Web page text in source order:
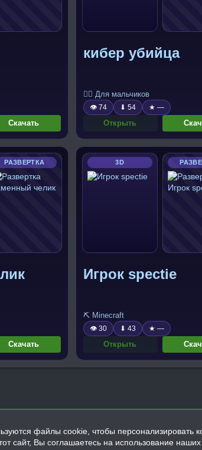
Скачать
кибер убийца
🧍‍♂️ Для мальчиков
👁 74 ⬇ 54 ★ —
Открыть
РАЗВЕРТКА
Скачать
3D
Игрок spectie
⛏️ Minecraft
👁 30 ⬇ 43 ★ —
Открыть
файлы cookie, чтобы персонализировать
сайт, Вы соглашаетесь на использование